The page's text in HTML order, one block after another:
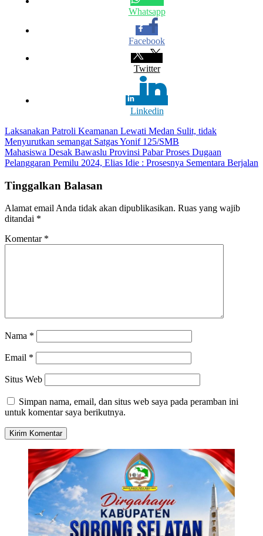
Whatsapp
Facebook
Twitter
Linkedin
Navigasi
pos
Laksanakan Patroli Keamanan Lewati Medan Sulit, tidak
Menyurutkan semangat Satgas Yonif 125/SMB
Mahasiswa Desak Bawaslu Provinsi Pabar Proses Dugaan
Pelanggaran Pemilu 2024, Elias Idie : Prosesnya Sementara Berjalan
Tinggalkan Balasan
Alamat email Anda tidak akan dipublikasikan. Ruas yang wajib
ditandai *
Komentar *
Nama *
Email *
Situs Web
Simpan nama, email, dan situs web saya pada peramban ini
untuk komentar saya berikutnya.